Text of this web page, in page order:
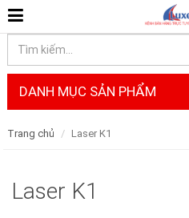
DANH MỤC SẢN PHẨM
Trang chủ Laser K1
Laser K1